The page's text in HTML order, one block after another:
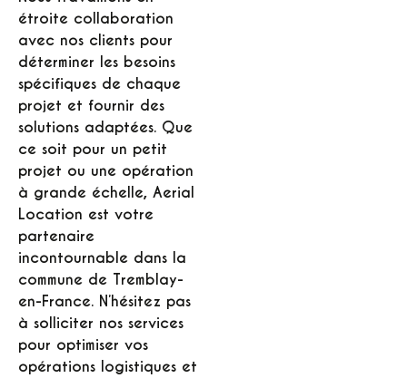
étroite collaboration
avec nos clients pour
déterminer les besoins
spécifiques de chaque
projet et fournir des
solutions adaptées. Que
ce soit pour un petit
projet ou une opération
à grande échelle, Aerial
Location est votre
partenaire
incontournable dans la
commune de Tremblay-
en-France. N’hésitez pas
à solliciter nos services
pour optimiser vos
opérations logistiques et